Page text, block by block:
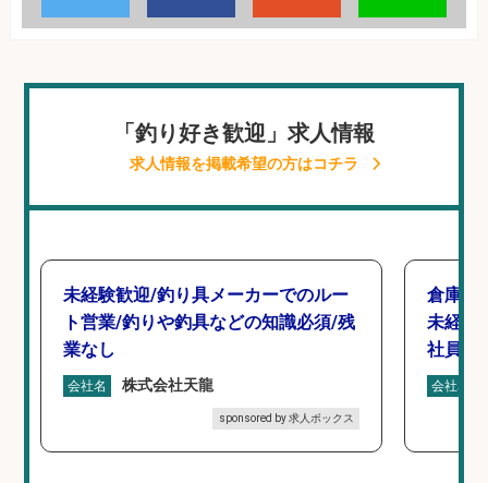
「釣り好き歓迎」求人情報
求人情報を掲載希望の方はコチラ
未経験歓迎/釣り具メーカーでのルー
ト営業/釣りや釣具などの知識必須/残
業なし
会社名 株式会社天龍
sponsored by 求人ボックス
倉庫で
未経験
社員登
会社名